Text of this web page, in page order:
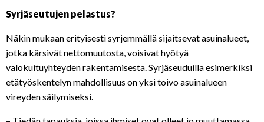
Syrjäseutujen pelastus?
Näkin mukaan erityisesti syrjemmällä sijaitsevat asuinalueet,
jotka kärsivät nettomuutosta, voisivat hyötyä
valokuituyhteyden rakentamisesta. Syrjäseuduilla esimerkiksi
etätyöskentelyn mahdollisuus on yksi toivo asuinalueen
vireyden säilymiseksi.